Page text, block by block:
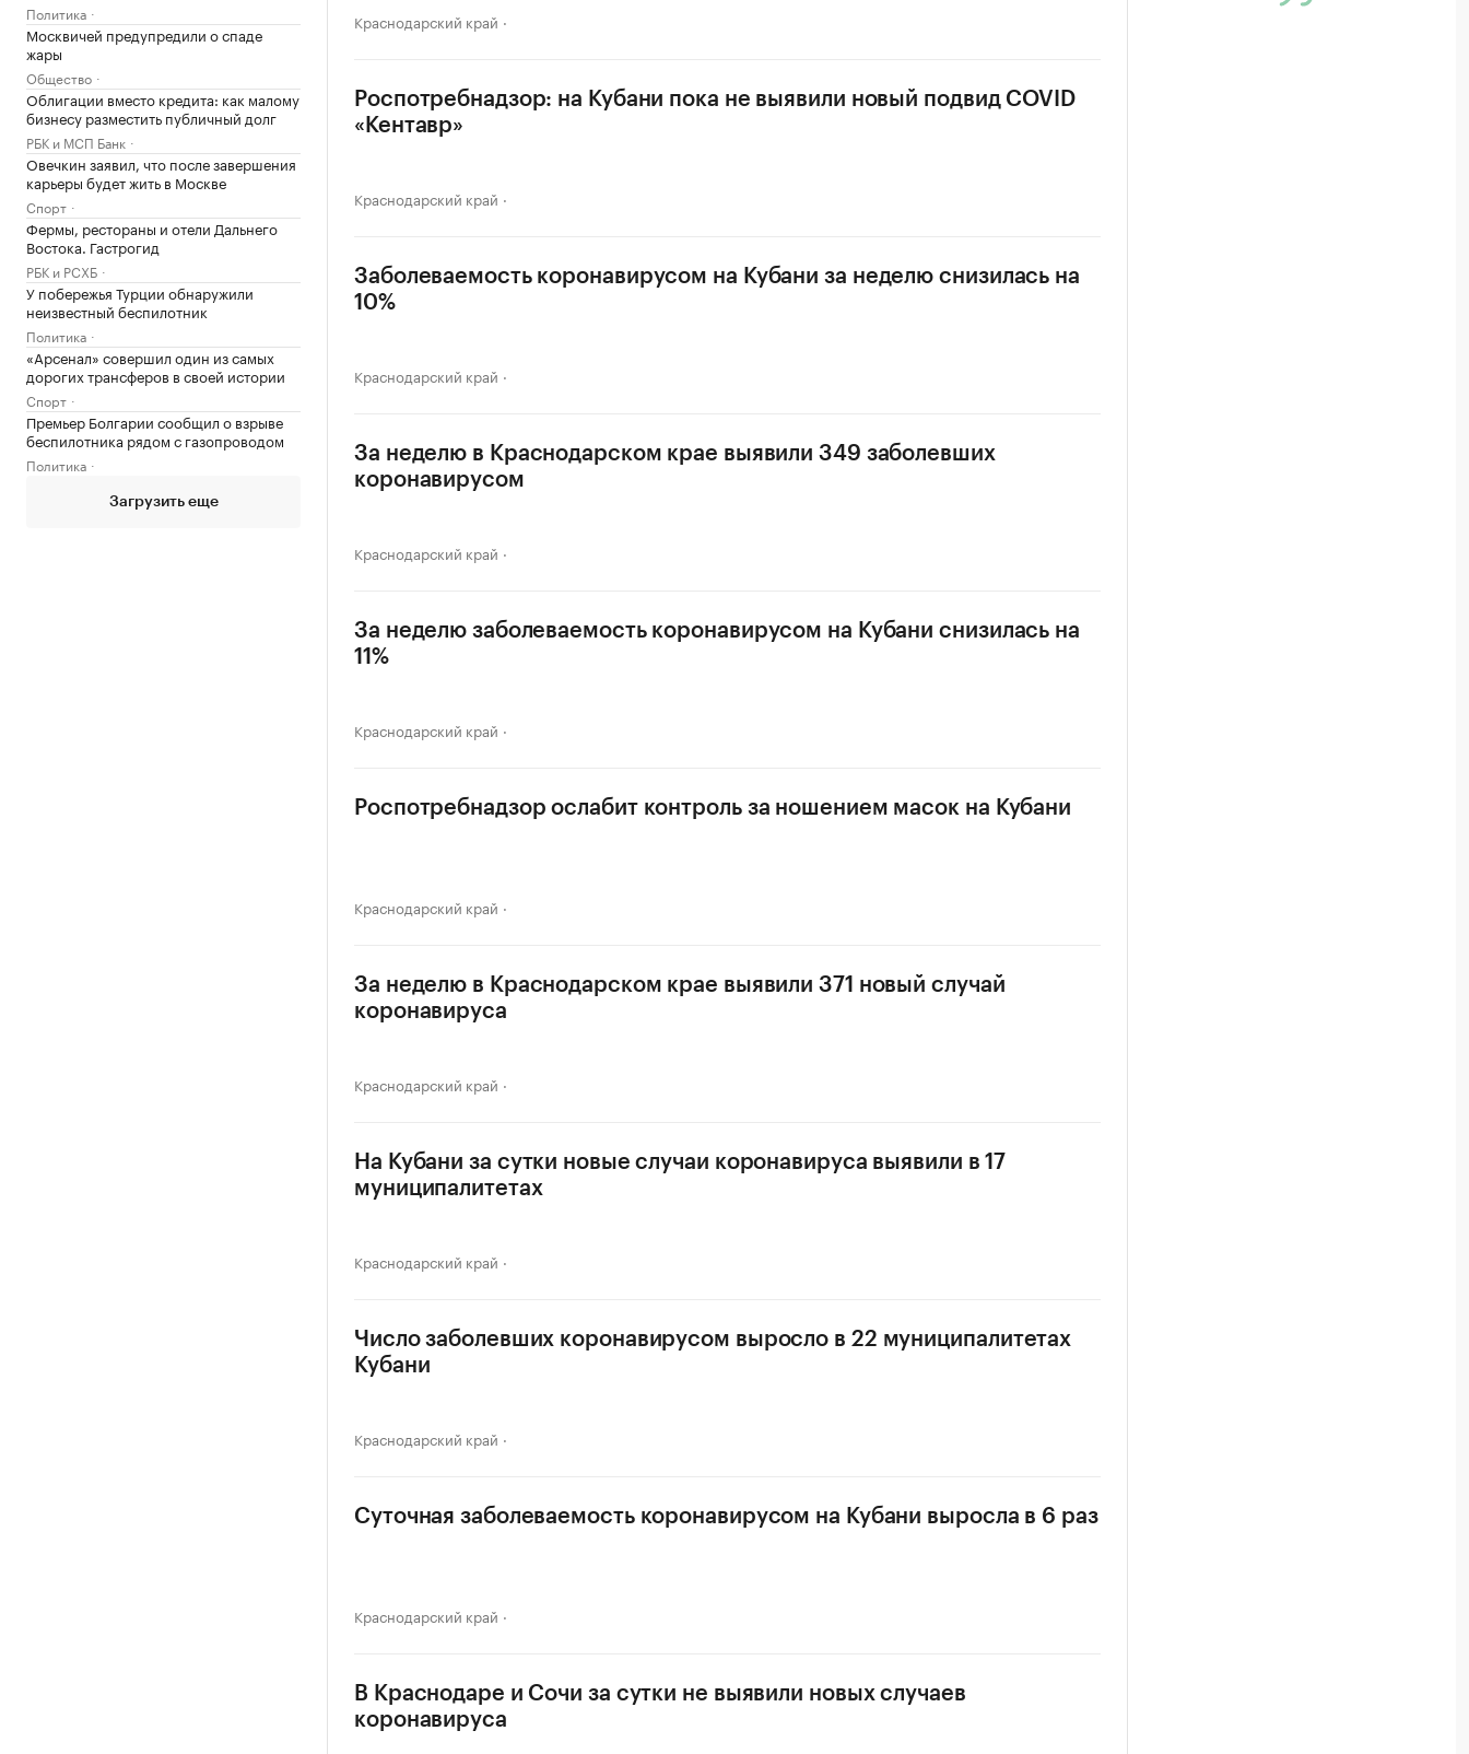
Политика
Москвичей предупредили о спаде
жары
Общество
Облигации вместо кредита: как малому
бизнесу разместить публичный долг
РБК и МСП Банк
Овечкин заявил, что после завершения
карьеры будет жить в Москве
Спорт
Фермы, рестораны и отели Дальнего
Востока. Гастрогид
РБК и РСХБ
У побережья Турции обнаружили
неизвестный беспилотник
Политика
«Арсенал» совершил один из самых
дорогих трансферов в своей истории
Спорт
Премьер Болгарии сообщил о взрыве
беспилотника рядом с газопроводом
Политика
Загрузить еще
Краснодарский край
Роспотребнадзор: на Кубани пока не выявили новый подвид COVID
«Кентавр»
Краснодарский край
Заболеваемость коронавирусом на Кубани за неделю снизилась на
10%
Краснодарский край
За неделю в Краснодарском крае выявили 349 заболевших
коронавирусом
Краснодарский край
За неделю заболеваемость коронавирусом на Кубани снизилась на
11%
Краснодарский край
Роспотребнадзор ослабит контроль за ношением масок на Кубани
Краснодарский край
За неделю в Краснодарском крае выявили 371 новый случай
коронавируса
Краснодарский край
На Кубани за сутки новые случаи коронавируса выявили в 17
муниципалитетах
Краснодарский край
Число заболевших коронавирусом выросло в 22 муниципалитетах
Кубани
Краснодарский край
Суточная заболеваемость коронавирусом на Кубани выросла в 6 раз
Краснодарский край
В Краснодаре и Сочи за сутки не выявили новых случаев
коронавируса